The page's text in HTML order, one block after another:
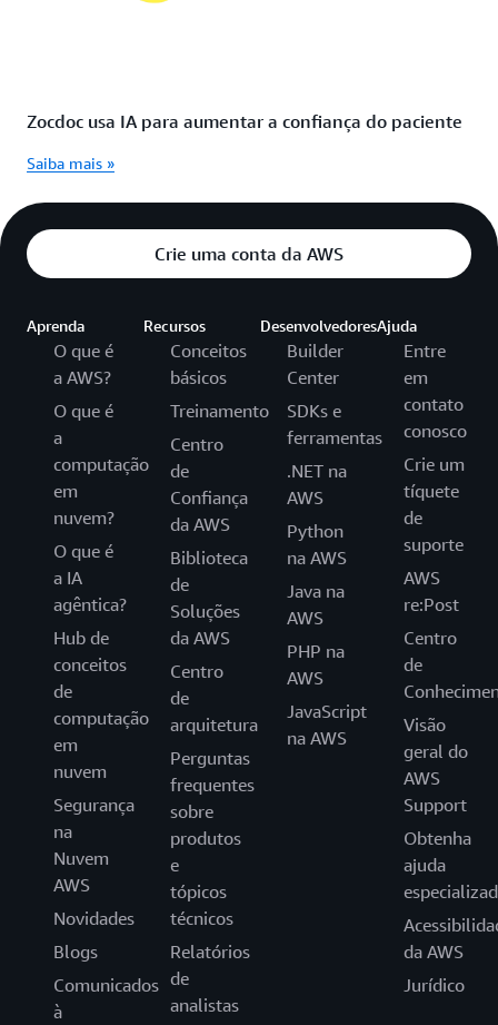
Zocdoc usa IA para aumentar a confiança do paciente
Saiba mais »
Crie uma conta da AWS
Aprenda
O que é
a AWS?
O que é
a
computação
em
nuvem?
O que é
a IA
agêntica?
Hub de
conceitos
de
computação
em
nuvem
Segurança
na
Nuvem
AWS
Novidades
Blogs
Comunicados
à
Recursos
Conceitos
básicos
Treinamento
Centro
de
Confiança
da AWS
Biblioteca
de
Soluções
da AWS
Centro
de
arquitetura
Perguntas
frequentes
sobre
produtos
e
tópicos
técnicos
Relatórios
de
analistas
Desenvolvedores
Builder
Center
SDKs e
ferramentas
.NET na
AWS
Python
na AWS
Java na
AWS
PHP na
AWS
JavaScript
na AWS
Ajuda
Entre
em
contato
conosco
Crie um
tíquete
de
suporte
AWS
re:Post
Centro
de
Visão
geral do
AWS
Support
Obtenha
ajuda
da AWS
Jurídico